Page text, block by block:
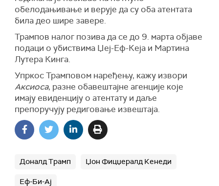
обелодањивање и верује да су оба атентата
била део шире завере.
Трампов налог позива да се до 9. марта објаве
подаци о убиствима Џеј-Еф-Кеја и Мартина
Лутера Кинга.
Упркос Трамповом наређењу, кажу извори
Аксиоса, разне обавештајне агенције које
имају евиденцију о атентату и даље
препоручују редиговање извештаја.
Доналд Трамп Џон Фицџералд Кенеди
Еф-Би-Ај